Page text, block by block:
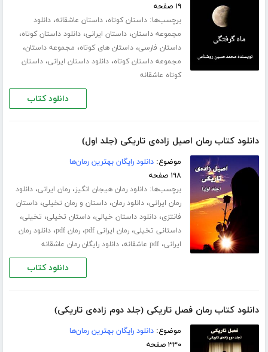
۱۹ صفحه
برچسب‌ها:داستان کوتاه،داستان عاشقانه،دانلود
مجموعه داستان،داستان ایرانی،دانلود داستان کوتاه،
داستان فارسی،داستان های کوتاه، مجموعه داستان،
مجموعه داستان کوتاه،دانلود داستان ایرانی،داستان
کوتاه عاشقانه
دانلود کتاب
دانلود کتاب رمان اصیل زاده‌ی تاریکی (جلد اول)
موضوع:دانلود رایگان بهترین رمان‌ها
۱۹۸ صفحه
برچسب‌ها:دانلود رمان هیجان انگیز،رمان ایرانی،دانلود
رمان ایرانی،دانلود رمان،داستان و رمان تخیلی،داستان
فانتزی،دانلود داستان خیالی،داستان تخیلی، تخیلی،
داستانی تخیلی،رمان ایرانی pdf ،رمان pdf ،دانلود رمان
ایرانی،pdf عاشقانه ،دانلود رایگان رمان عاشقانه
دانلود کتاب
دانلود کتاب رمان فصل تاریکی (جلد دوم زاده‌ی تاریکی)
موضوع:دانلود رایگان بهترین رمان‌ها
۳۳۰ صفحه